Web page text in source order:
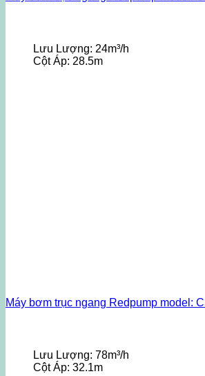
Lưu Lượng: 24m³/h
Cột Áp: 28.5m
Máy bơm trục ngang Redpump model:
Lưu Lượng: 78m³/h
Cột Áp: 32.1m